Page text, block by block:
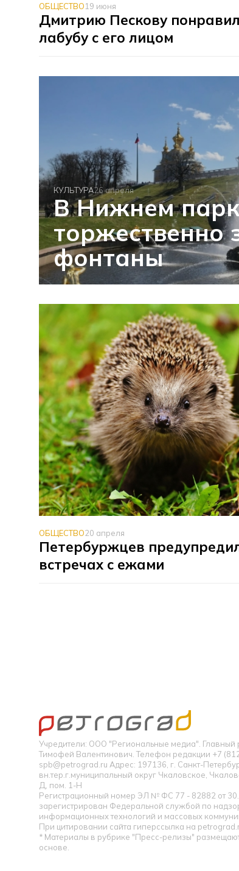
ОБЩЕСТВО19 июня
Дмитрию Пескову
лабубу с его лицом
КУЛЬТУРА26 апреля
В Нижнем
торжественно
фонтаны
ОБЩЕСТВО20 апреля
Петербуржцев
встречах с ежами
Учредители: ООО "Региональные медиа".
Тимофей Валентинович. Телефон редакции +7
spb@petrograd.ru Адрес: 197136, г. Санкт-
вн.тер.г.муниципальный округ Чкаловское,
Д, пом. 1-Н
Регистрационный номер ЭЛ № ФС 77 - 82882 от
зарегистрирован Федеральной службой по
информационных технологий и массовых
При цитировании сайта гиперссылка на
* Материалы в рубрике "Пресс-релизы"
основе.